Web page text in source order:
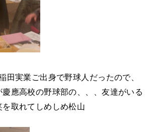
田実業ご出身で野球人だったので、
應高校の野球部の、、、友達がいる
を取れてしめしめ松山